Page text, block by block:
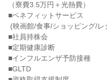
（寮費3.5万円＋光熱費）
■ベネフィットサービス
■社員持株会
■定期健康診断
■インフルエンザ予防接種
■GLTD